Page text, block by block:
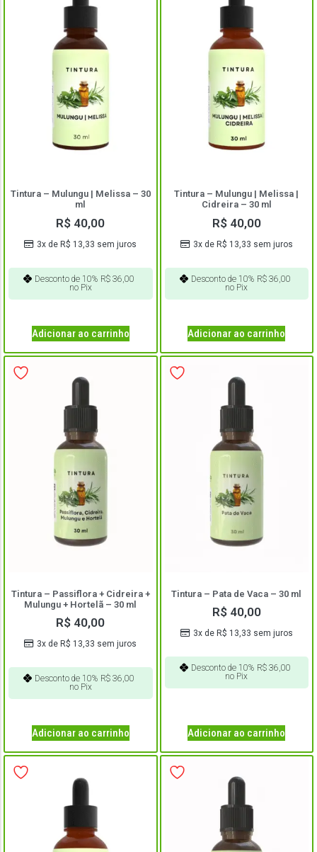
Tintura – Mulungu | Melissa – 30
ml
R$ 40,00
3x deR$ 13,33 sem juros
Desconto de 10% R$ 36,00
no Pix
Adicionar ao carrinho
Tintura – Mulungu | Melissa |
Cidreira – 30 ml
R$40,00
3x de R$ 13,33 sem juros
Desconto de 10% R$36,00
no Pix
Adicionar ao carrinho
Tintura – Passiflora + Cidreira +
Mulungu + Hortelã – 30 ml
R$ 40,00
3x de R$ 13,33 sem juros
Desconto de 10% R$ 36,00
no Pix
Adicionar ao carrinho
Tintura – Pata de Vaca – 30 ml
R$40,00
3x de R$ 13,33 sem juros
Desconto de 10% R$36,00
no Pix
Adicionar ao carrinho